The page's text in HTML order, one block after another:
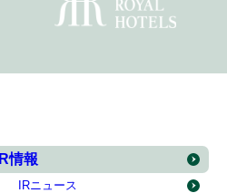
IR情報
IRニュース